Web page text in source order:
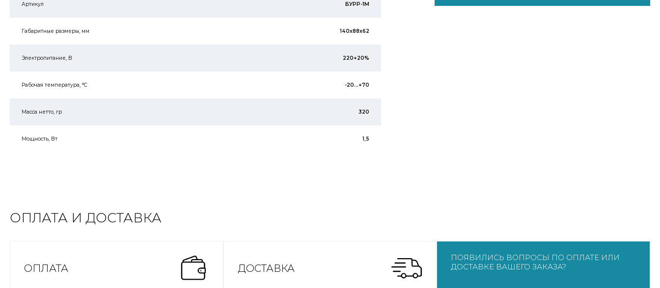
Артикул БУРР-1М
Габаритные размеры, мм 140х88х62
Электропитание, В 220+20%
Рабочая температура, °C -20...+70
Масса нетто, гр 320
Мощность, Вт 1,5
ОПЛАТА И ДОСТАВКА
ОПЛАТА ДОСТАВКА
ПОЯВИЛИСЬ ВОПРОСЫ ПО ОПЛАТЕ ИЛИ
ДОСТАВКЕ ВАШЕГО ЗАКАЗА?